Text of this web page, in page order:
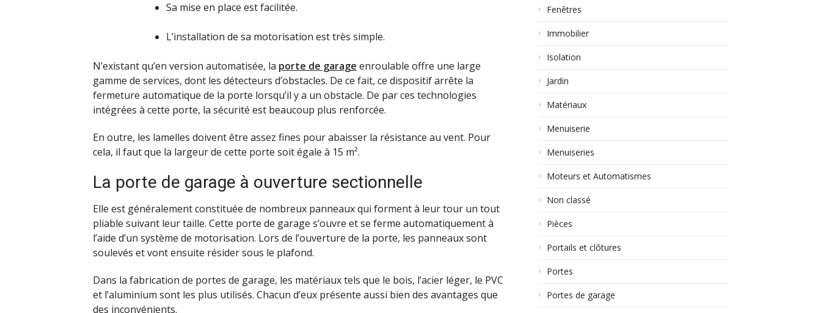
Sa mise en place est facilitée.
L’installation de sa motorisation est très simple.
N’existant qu’en version automatisée, la porte de garage enroulable offre une large
gamme de services, dont les détecteurs d’obstacles. De ce fait, ce dispositif arrête la
fermeture automatique de la porte lorsqu’il y a un obstacle. De par ces technologies
intégrées à cette porte, la sécurité est beaucoup plus renforcée.
En outre, les lamelles doivent être assez fines pour abaisser la résistance au vent. Pour
cela, il faut que la largeur de cette porte soit égale à 15 m².
La porte de garage à ouverture sectionnelle
Elle est généralement constituée de nombreux panneaux qui forment à leur tour un tout
pliable suivant leur taille. Cette porte de garage s’ouvre et se ferme automatiquement à
l’aide d’un système de motorisation. Lors de l’ouverture de la porte, les panneaux sont
soulevés et vont ensuite résider sous le plafond.
Dans la fabrication de portes de garage, les matériaux tels que le bois, l’acier léger, le PVC
et l’aluminium sont les plus utilisés. Chacun d’eux présente aussi bien des avantages que
des inconvénients.
Fenêtres
Immobilier
Isolation
Jardin
Matériaux
Menuiserie
Menuiseries
Moteurs et Automatismes
Non classé
Pièces
Portails et clôtures
Portes
Portes de garage